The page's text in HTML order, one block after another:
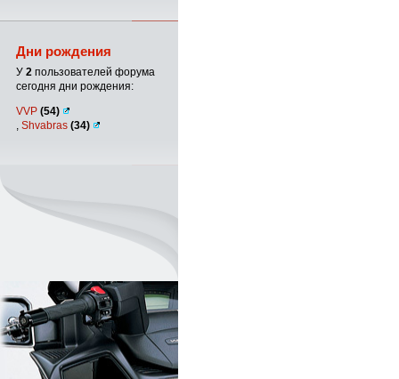
Дни рождения
У 2 пользователей форума
сегодня дни рождения:
VVP (54)
Shvabras (34)